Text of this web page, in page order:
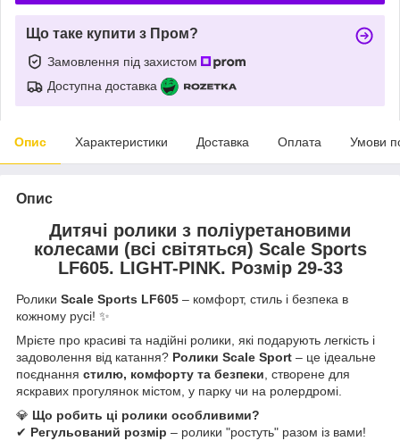
Що таке купити з Пром?
Замовлення під захистом
Доступна доставка
Опис Характеристики Доставка Оплата Умови
Опис
Дитячі ролики з поліуретановими
колесами (всі світяться) Scale Sports
LF605. LIGHT-PINK. Розмір 29-33
Ролики Scale Sports LF605 – комфорт, стиль і безпека в
кожному русі! ✨
Мрієте про красиві та надійні ролики, які подарують легкість і
задоволення від катання? Ролики Scale Sport – це ідеальне
поєднання стилю, комфорту та безпеки, створене для
яскравих прогулянок містом, у парку чи на ролердромі.
💎 Що робить ці ролики особливими?
✔ Регульований розмір – ролики "ростуть" разом із вами!